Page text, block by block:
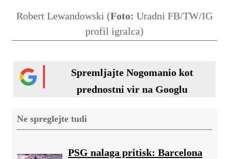
Robert Lewandowski (Foto: Uradni FB/TW/IG
profil igralca)
Spremljajte Nogomanio kot
prednostni vir na Googlu
Ne spreglejte tudi
PSG nalaga pritisk: Barcelona